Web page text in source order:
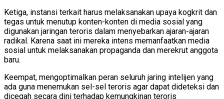
Ketiga, instansi terkait harus melaksanakan upaya kogkrit dan
tegas untuk menutup konten-konten di media sosial yang
digunakan jaringan teroris dalam menyebarkan ajaran-ajaran
radikal. Karena saat ini mereka intens memanfaatkan media
sosial untuk melaksanakan propaganda dan merekrut anggota
baru.
Keempat, mengoptimalkan peran seluruh jaring intelijen yang
ada guna menemukan sel-sel teroris agar dapat dideteksi dan
dicegah secara dini terhadap kemungkinan teroris